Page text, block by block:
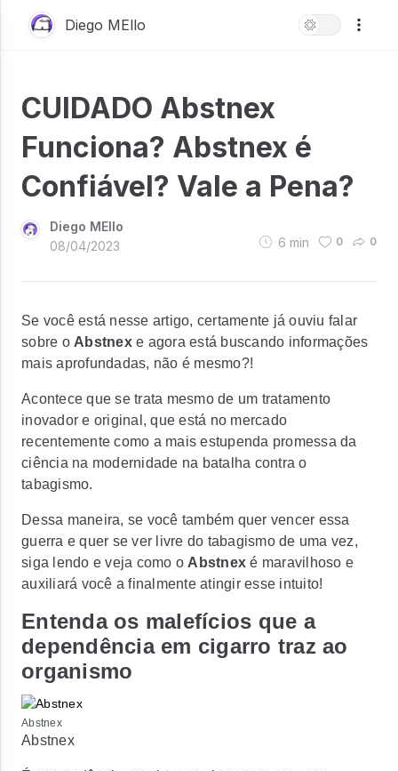
Diego MEllo
CUIDADO Abstnex
Funciona? Abstnex é
Confiável? Vale a Pena?
Diego MEllo
08/04/2023
6 min 0 0
Se você está nesse artigo, certamente já ouviu falar
sobre o Abstnexe agora está buscando informações
mais aprofundadas, não é mesmo?!
Acontece que se trata mesmo de um tratamento
inovador e original, que está no mercado
recentemente como a mais estupenda promessa da
ciência na modernidade na batalha contra o
tabagismo.
Dessa maneira, se você também quer vencer essa
guerra e quer se ver livre do tabagismo de uma vez,
siga lendo e veja como o Abstnex é maravilhoso e
auxiliará você a finalmente atingir esse intuito!
Entenda os malefícios que a
dependência em cigarro traz ao
organismo
Abstnex
Abstnex